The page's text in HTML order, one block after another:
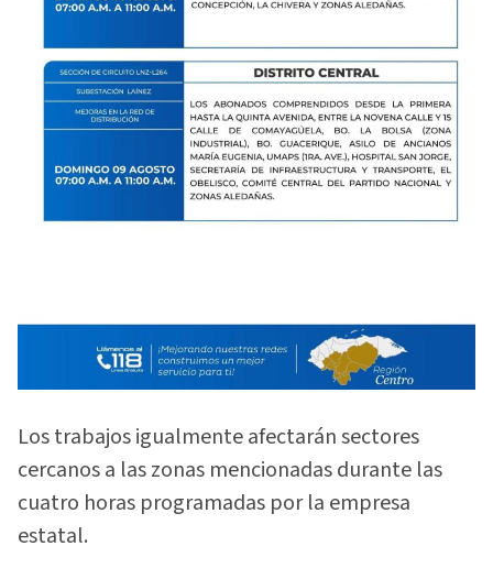
Los trabajos igualmente afectarán sectores
cercanos a las zonas mencionadas durante las
cuatro horas programadas por la empresa
estatal.